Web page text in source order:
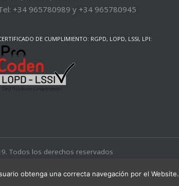
+34 965780989 y +34 965780945
DE CUMPLIMIENTO: RGPD, LOPD, LSSI, LPI:
Todos los derechos reservados
obtenga una correcta navegación por el Website.